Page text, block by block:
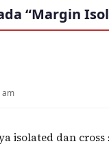
“Margin
am
isolated dan